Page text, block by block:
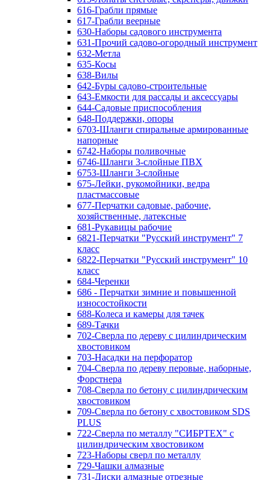
616-Грабли прямые
617-Грабли веерные
630-Наборы садового инструмента
631-Прочий садово-огородный инструмент
632-Метла
635-Косы
638-Вилы
642-Буры садово-строительные
643-Емкости для рассады и аксессуары
644-Садовые приспособления
648-Поддержки, опоры
6703-Шланги спиральные армированные
напорные
6742-Наборы поливочные
6746-Шланги 3-слойные ПВХ
6753-Шланги 3-слойные
675-Лейки, рукомойники, ведра
пластмассовые
677-Перчатки садовые, рабочие,
хозяйственные, латексные
681-Рукавицы рабочие
6821-Перчатки "Русский инструмент" 7
класс
6822-Перчатки "Русский инструмент" 10
класс
684-Черенки
686 - Перчатки зимние и повышенной
износостойкости
688-Колеса и камеры для тачек
689-Тачки
702-Сверла по дереву с цилиндрическим
хвостовиком
703-Насадки на перфоратор
704-Сверла по дереву перовые, наборные,
Форстнера
708-Сверла по бетону с цилиндрическим
хвостовиком
709-Сверла по бетону с хвостовиком SDS
PLUS
722-Сверла по металлу "СИБРТЕХ" с
цилиндрическим хвостовиком
723-Наборы сверл по металлу
729-Чашки алмазные
731-Диски алмазные отрезные